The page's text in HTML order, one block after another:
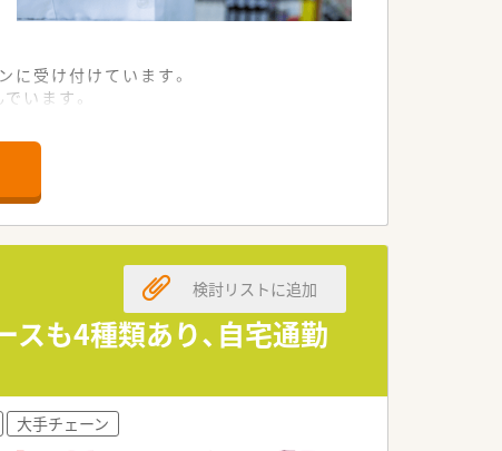
受け付けています。
います。
を行っています。
大きな特徴です。
切にしています。
していただきます。
構築されています。
とができます。
スも4種類あり、自宅通勤
検討リストに追加
大手チェーン